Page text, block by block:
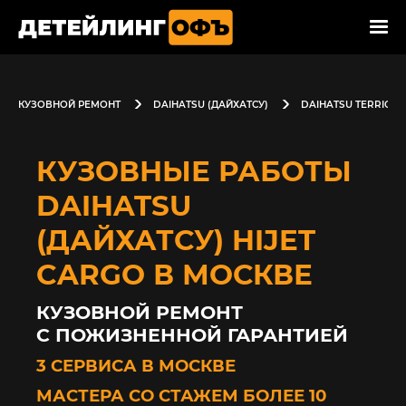
КУЗОВНОЙ РЕМОНТ DAIHATSU (ДАЙХАТСУ) DAIHATSU
КУЗОВНЫЕ РАБОТЫ
DAIHATSU
(ДАЙХАТСУ) HIJET
CARGO В МОСКВЕ
КУЗОВНОЙ РЕМОНТ
С ПОЖИЗНЕННОЙ ГАРАНТИЕЙ
3 СЕРВИСА В МОСКВЕ
МАСТЕРА СО СТАЖЕМ БОЛЕЕ 10